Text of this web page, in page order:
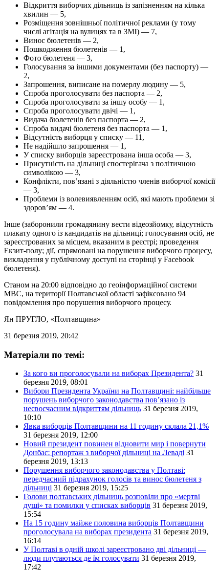
Відкриття виборчих дільниць із запізненням на кілька
хвилин — 5,
Розміщення зовнішньої політичної реклами (у тому
числі агітація на вулицях та в ЗМІ) — 7,
Винос бюлетенів — 2,
Пошкодження бюлетенів — 1,
Фото бюлетеня — 3,
Голосування за іншими документами (без паспорту) —
2,
Запрошення, виписане на померлу людину — 5,
Спроба проголосувати без паспорта — 2,
Спроба проголосувати за іншу особу — 1,
Спроба проголосувати двічі — 1,
Видача бюлетенів без паспорта — 2,
Спроба видачі бюлетеня без паспорта — 1,
Відсутність виборця у списку — 11,
Не надійшло запрошення — 1,
У списку виборців зареєстрована інша особа — 3,
Присутність на дільниці спостерігача з політичною
символікою — 3,
Конфлікти, пов’язані з діяльністю членів виборчої комісії
— 3,
Проблеми із волевиявленням осіб, які мають проблеми зі
здоров’ям — 4.
Інше (заборонили громадянину вести відеозйомку, відсутність
плакату одного із кандидатів на дільниці; голосування осіб, не
зареєстрованих за місцем, вказаним в реєстрі; проведення
Екзит-полу; дії, спрямовані на порушення виборчого процесу,
викладення у публічному доступі на сторінці у Facebook
бюлетеня).
Станом на 20:00 відповідно до геоінформаційної системи
МВС, на території Полтавської області зафіксовано 94
повідомлення про порушення виборчого процесу.
Ян ПРУГЛО, «Полтавщина»
31 березня 2019, 20:42
Матеріали по темі:
За кого ви проголосували на виборах Президента? 31
березня 2019, 08:01
Вибори Президента України на Полтавщині: найбільше
порушень виборчого законодавства пов’язано із
несвоєчасним відкриттям дільниць 31 березня 2019,
10:10
Явка виборців Полтавщини на 11 годину склала 21,1%
31 березня 2019, 12:00
Новий президент повинен відновити мир і повернути
Донбас: репортаж з виборчої дільниці на Леваді 31
березня 2019, 13:13
Порушення виборчого законодавства у Полтаві:
передчасний підрахунок голосів та винос бюлетеня з
дільниці 31 березня 2019, 15:25
Голови полтавських дільниць розповіли про «мертві
душі» та помилки у списках виборців 31 березня 2019,
15:54
На 15 годину майже половина виборців Полтавщини
проголосувала на виборах президента 31 березня 2019,
16:14
У Полтаві в одній школі зареєстровано дві дільниці —
люди плутаються де їм голосувати 31 березня 2019,
17:42